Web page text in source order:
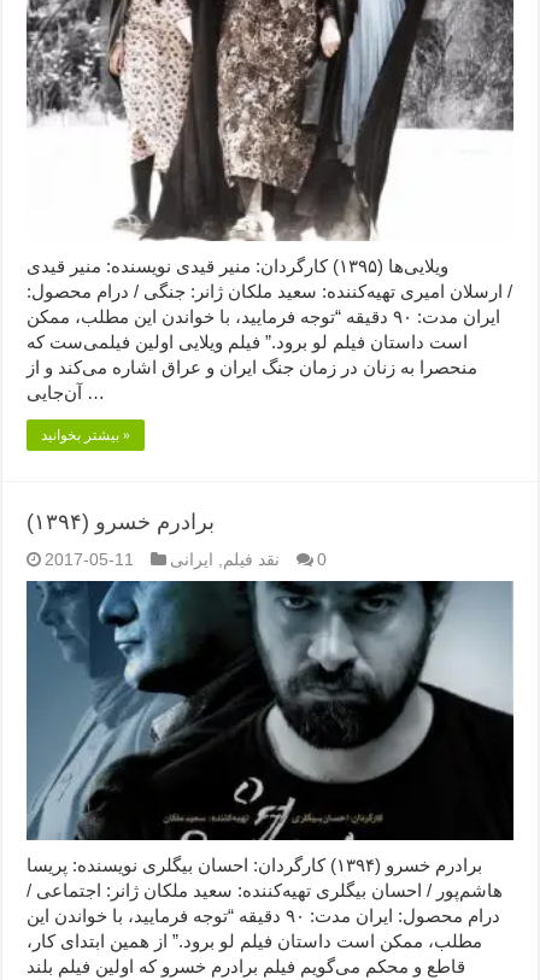
ویلایی‌ها (۱۳۹۵) کارگردان: منیر قیدی نویسنده: منیر قیدی
/ ارسلان امیری تهیه‌کننده: سعید ملکان ژانر: جنگی / درام محصول:
ایران مدت: ۹۰ دقیقه “توجه فرمایید،‌ با خواندن این مطلب، ممکن
است داستان فیلم لو برود.” فیلم ویلایی اولین فیلمی‌ست که
منحصرا به زنان در زمان جنگ ایران و عراق اشاره می‌کند و از
آن‌جایی …
بیشتر بخوانید »
برادرم خسرو (۱۳۹۴)
2017-05-11 نقد فیلم, ایرانی 0
برادرم خسرو (۱۳۹۴) کارگردان: احسان بیگلری نویسنده: پریسا
هاشم‌پور / احسان بیگلری تهیه‌کننده: سعید ملکان ژانر: اجتماعی /
درام محصول: ایران مدت: ۹۰ دقیقه “توجه فرمایید،‌ با خواندن این
مطلب، ممکن است داستان فیلم لو برود.” از همین ابتدای کار،
قاطع و محکم می‌گویم فیلم برادرم خسرو که اولین فیلم بلند